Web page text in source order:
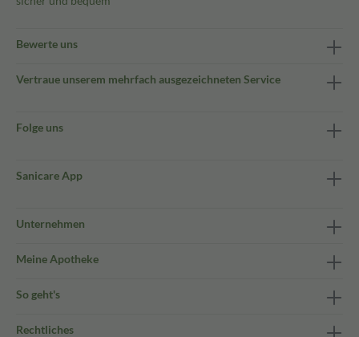
Bewerte uns
Vertraue unserem mehrfach ausgezeichneten Service
Folge uns
Sanicare App
Unternehmen
Meine Apotheke
So geht's
Rechtliches